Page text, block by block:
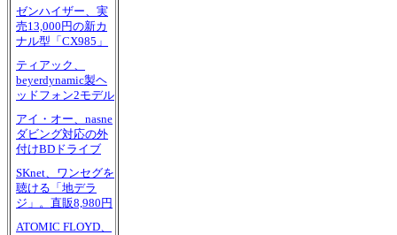
ゼンハイザー、実
売13,000円の新カ
ナル型「CX985」
ティアック、
beyerdynamic製ヘ
ッドフォン2モデル
アイ・オー、nasne
ダビング対応の外
付けBDドライブ
SKnet、ワンセグを
聴ける「地デラ
ジ」。直販8,980円
ATOMIC FLOYD、